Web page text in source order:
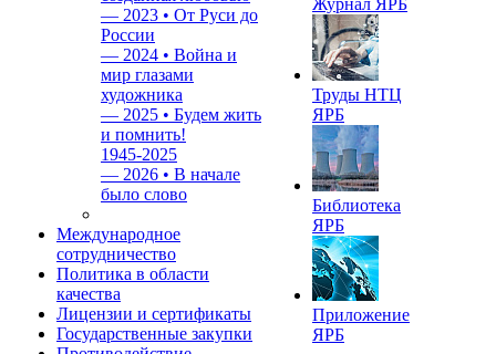
— 2023 • От Руси до
России
— 2024 • Война и
мир глазами
художника
— 2025 • Будем жить
и помнить!
1945-2025
— 2026 • В начале
было слово
Международное
сотрудничество
Политика в области
качества
Лицензии и сертификаты
Государственные закупки
Журнал ЯРБ
Труды НТЦ
ЯРБ
Библиотека
ЯРБ
Приложение
ЯРБ